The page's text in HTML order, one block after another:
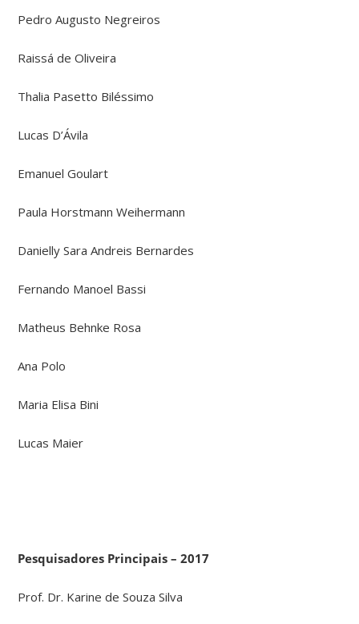
Pedro Augusto Negreiros
Raissá de Oliveira
Thalia Pasetto Biléssimo
Lucas D’Ávila
Emanuel Goulart
Paula Horstmann Weihermann
Danielly Sara Andreis Bernardes
Fernando Manoel Bassi
Matheus Behnke Rosa
Ana Polo
Maria Elisa Bini
Lucas Maier
Pesquisadores Principais – 2017
Prof. Dr. Karine de Souza Silva